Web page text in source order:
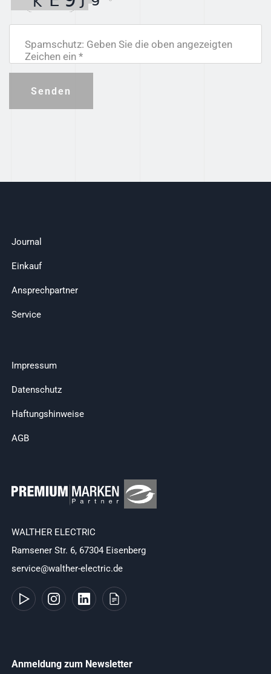
Spamschutz: Geben Sie die oben angezeigten
Zeichen ein *
Senden
Journal
Einkauf
Ansprechpartner
Service
Impressum
Datenschutz
Haftungshinweise
AGB
WALTHER ELECTRIC
Ramsener Str. 6, 67304 Eisenberg
service@walther-electric.de
Anmeldung zum Newsletter